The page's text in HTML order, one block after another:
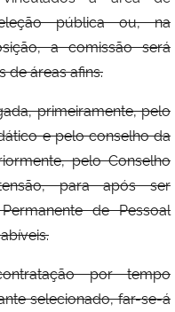
pública ou, na
a comissão será
áreas afins.
primeiramente, pelo
e pelo conselho da
pelo Conselho
para após ser
de Pessoal
por tempo
selecionado, far-se-á